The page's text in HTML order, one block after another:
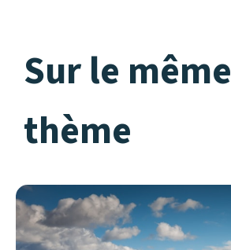
Sur le même
thème